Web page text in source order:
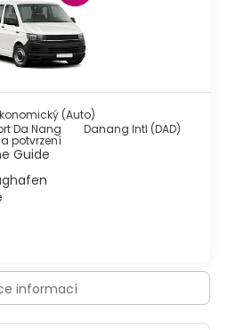
(Auto)
Da Nang
Danang Intl (DAD)
potvrzení
Guide
informací